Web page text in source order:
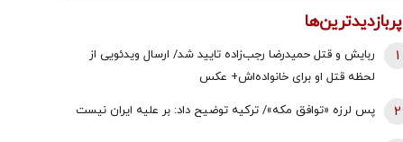
پربازدیدترین‌ها
ربایش و قتل حمیدرضا رجب‌زاده تایید شد/ ارسال ویدئویی از
لحظه قتل او برای خانواده‌اش+ عکس
1
پس لرزه «توافق مکه»/ ترکیه توضیح داد: بر علیه ایران نیست 2